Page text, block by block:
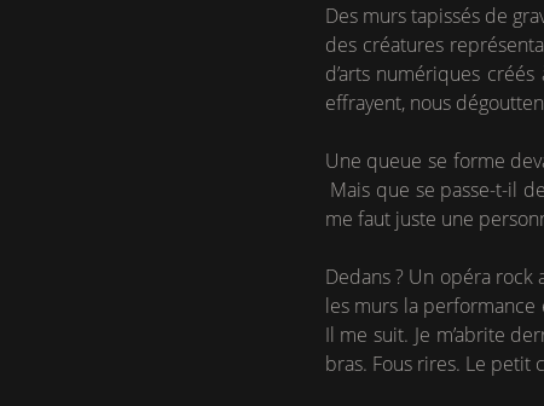
Des murs tapissés de
des créatures
d’arts numériques
effrayent, nous
Une queue se forme
Mais que se passe-t-il
me faut juste une
Dedans ? Un opéra
les murs la performance
Il me suit. Je m’abrite
bras. Fous rires. Le petit